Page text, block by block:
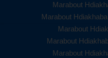
Marabout
Marabout
Marabout
Marabout
Marabout